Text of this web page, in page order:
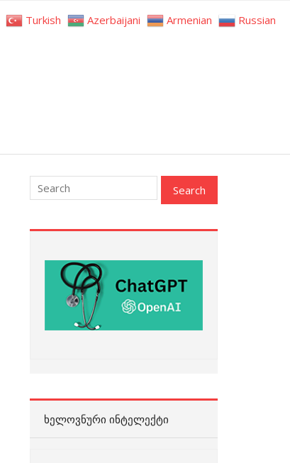
ᲮᲔᲚᲝᲕᲜᲣᲠᲘ ᲘᲜᲢᲔᲚᲔᲥᲢᲘ
Turkish Azerbaijani Armenian Russian